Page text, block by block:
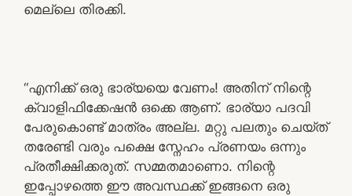
മെല്ലെ തിരക്കി.
“എനിക്ക് ഒരു ഭാര്യയെ വേണം! അതിന് നിന്റെ
ക്വാളിഫിക്കേഷൻ ഒക്കെ ആണ്. ഭാര്യാ പദവി
പേരുകൊണ്ട് മാത്രം അല്ല. മറ്റു പലതും ചെയ്ത്
തരേണ്ടി വരും പക്ഷെ സ്നേഹം പ്രണയം ഒന്നും
പ്രതീക്ഷിക്കരുത്. സമ്മതമാണൊ. നിന്റെ
ഇപ്പോഴത്തെ ഈ അവസ്ഥക്ക് ഇങ്ങനെ ഒരു